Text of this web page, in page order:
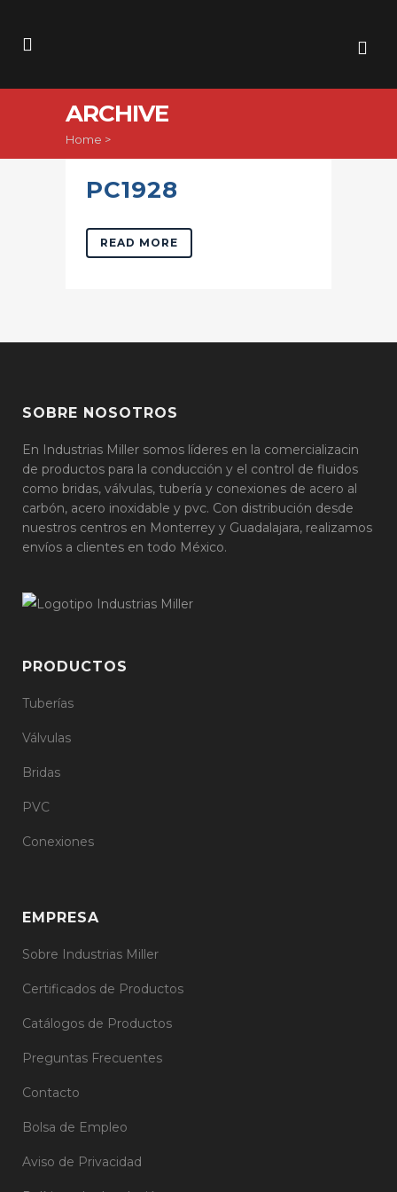
ARCHIVE
Home >
PC1928
READ MORE
SOBRE NOSOTROS
En Industrias Miller somos líderes en la comercializacin
de productos para la conducción y el control de fluidos
como bridas, válvulas, tubería y conexiones de acero al
carbón, acero inoxidable y pvc. Con distribución desde
nuestros centros en Monterrey y Guadalajara, realizamos
envíos a clientes en todo México.
PRODUCTOS
Tuberías
Válvulas
Bridas
PVC
Conexiones
EMPRESA
Sobre Industrias Miller
Certificados de Productos
Catálogos de Productos
Preguntas Frecuentes
Contacto
Bolsa de Empleo
Aviso de Privacidad